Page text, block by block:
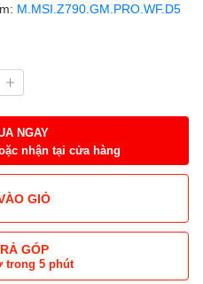
M.MSI.Z790.GM.PRO.WF.D5
NGAY
nhận tại cửa hàng
GIỎ
GÓP
trong 5 phút